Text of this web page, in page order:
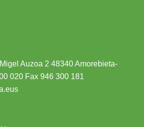
Auzoa 2 48340 Amorebieta-
020 Fax 946 300 181